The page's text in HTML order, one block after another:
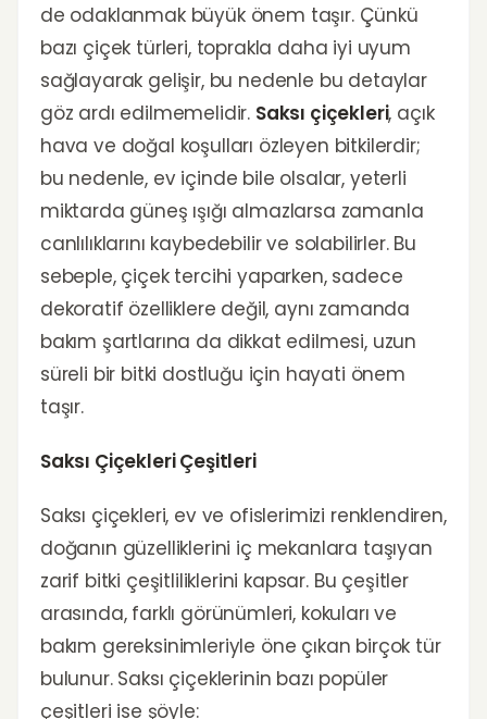
de odaklanmak büyük önem taşır. Çünkü
bazı çiçek türleri, toprakla daha iyi uyum
sağlayarak gelişir, bu nedenle bu detaylar
göz ardı edilmemelidir. Saksı çiçekleri, açık
hava ve doğal koşulları özleyen bitkilerdir;
bu nedenle, ev içinde bile olsalar, yeterli
miktarda güneş ışığı almazlarsa zamanla
canlılıklarını kaybedebilir ve solabilirler. Bu
sebeple, çiçek tercihi yaparken, sadece
dekoratif özelliklere değil, aynı zamanda
bakım şartlarına da dikkat edilmesi, uzun
süreli bir bitki dostluğu için hayati önem
taşır.
Saksı Çiçekleri Çeşitleri
Saksı çiçekleri, ev ve ofislerimizi renklendiren,
doğanın güzelliklerini iç mekanlara taşıyan
zarif bitki çeşitliliklerini kapsar. Bu çeşitler
arasında, farklı görünümleri, kokuları ve
bakım gereksinimleriyle öne çıkan birçok tür
bulunur. Saksı çiçeklerinin bazı popüler
çeşitleri ise şöyle: